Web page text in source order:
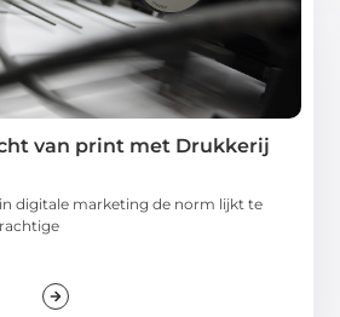
van print met Drukkerij
digitale marketing de norm lijkt te